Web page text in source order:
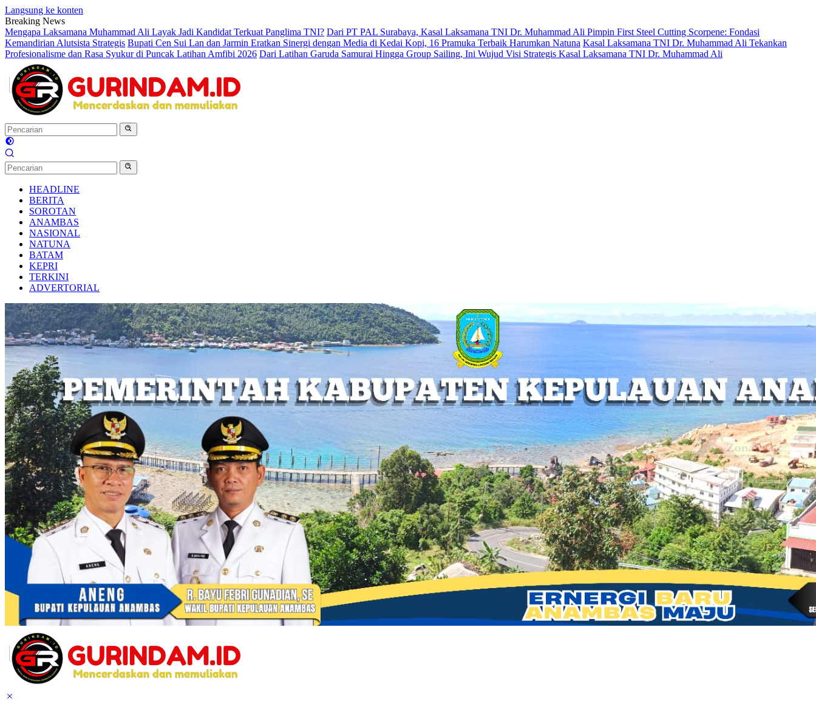
Langsung ke konten
Breaking News
Mengapa Laksamana Muhammad Ali Layak Jadi Kandidat Terkuat Panglima TNI? Dari PT PAL Surabaya, Kasal Laksamana TNI Dr. Muhammad Ali Pimpin First Steel Cutting Scorpene: Fondasi
Kemandirian Alutsista Strategis Bupati Cen Sui Lan dan Jarmin Eratkan Sinergi dengan Media di Kedai Kopi, 16 Pramuka Terbaik Harumkan Natuna Kasal Laksamana TNI Dr. Muhammad Ali Tekankan
Profesionalisme dan Rasa Syukur di Puncak Latihan Amfibi 2026 Dari Latihan Garuda Samurai Hingga Group Sailing, Ini Wujud Visi Strategis Kasal Laksamana TNI Dr. Muhammad Ali
HEADLINE
BERITA
SOROTAN
ANAMBAS
NASIONAL
NATUNA
BATAM
KEPRI
TERKINI
ADVERTORIAL